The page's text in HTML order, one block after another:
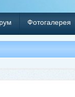
Фотогалерея